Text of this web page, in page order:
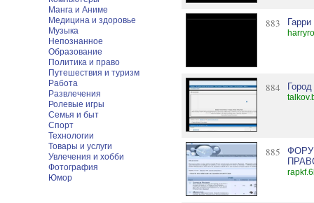
Манга и Аниме
Медицина и здоровье
Музыка
Непознанное
Образование
Политика и право
Путешествия и туризм
Работа
Развлечения
Ролевые игры
Семья и быт
Спорт
Технологии
Товары и услуги
Увлечения и хобби
Фотография
Юмор
883
884
885